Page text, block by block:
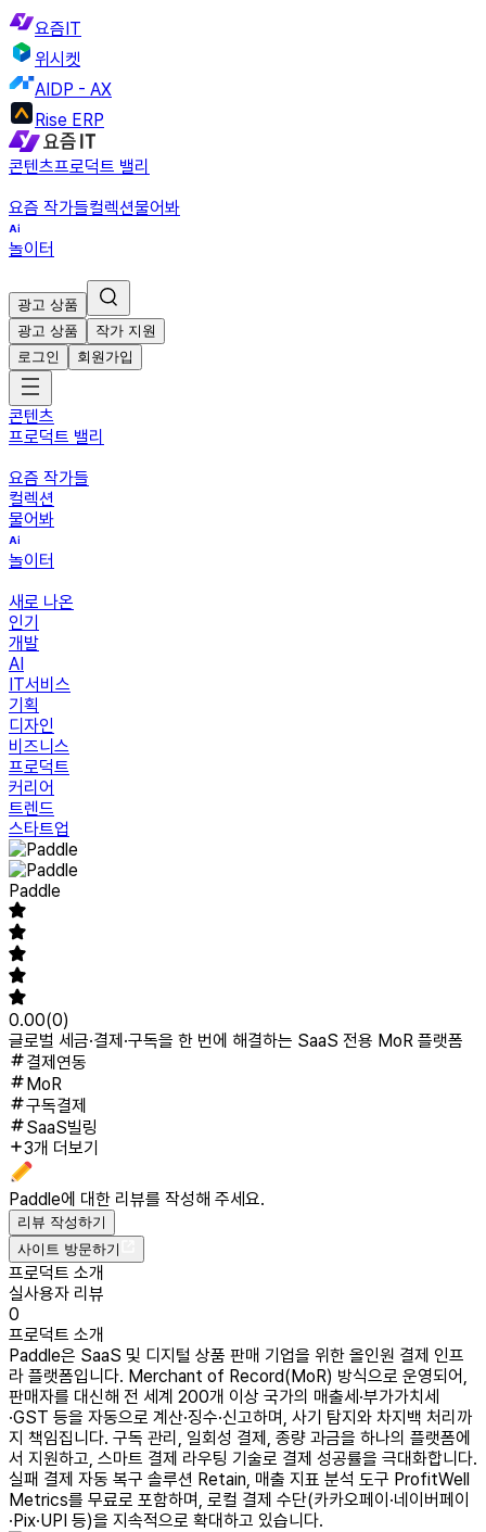
요즘IT
위시켓
AIDP - AX
Rise ERP
콘텐츠프로덕트 밸리
요즘 작가들컬렉션물어봐
놀이터
광고 상품
광고 상품
작가 지원
로그인
회원가입
콘텐츠
프로덕트 밸리
요즘 작가들
컬렉션
물어봐
놀이터
새로 나온
인기
개발
AI
IT서비스
기획
디자인
비즈니스
프로덕트
커리어
트렌드
스타트업
Paddle
0.00(0)
글로벌 세금·결제·구독을 한 번에 해결하는 SaaS 전용 MoR 플랫폼
결제연동
MoR
구독결제
SaaS빌링
3개 더보기
Paddle에 대한 리뷰를 작성해 주세요.
리뷰 작성하기
사이트 방문하기
프로덕트 소개
실사용자 리뷰
0
프로덕트 소개
Paddle은 SaaS 및 디지털 상품 판매 기업을 위한 올인원 결제 인프
라 플랫폼입니다. Merchant of Record(MoR) 방식으로 운영되어,
판매자를 대신해 전 세계 200개 이상 국가의 매출세·부가가치세
·GST 등을 자동으로 계산·징수·신고하며, 사기 탐지와 차지백 처리까
지 책임집니다. 구독 관리, 일회성 결제, 종량 과금을 하나의 플랫폼에
서 지원하고, 스마트 결제 라우팅 기술로 결제 성공률을 극대화합니다.
실패 결제 자동 복구 솔루션 Retain, 매출 지표 분석 도구 ProfitWell
Metrics를 무료로 포함하며, 로컬 결제 수단(카카오페이·네이버페이
·Pix·UPI 등)을 지속적으로 확대하고 있습니다.